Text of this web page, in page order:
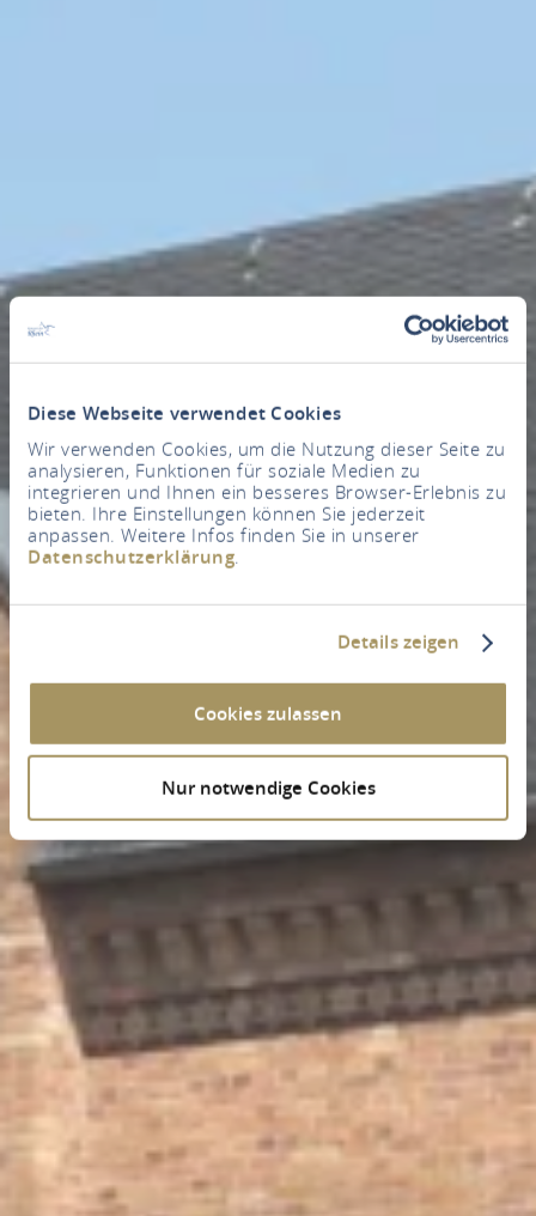
Diese Webseite verwendet Cookies
Wir verwenden Cookies, um die Nutzung dieser Seite zu
analysieren, Funktionen für soziale Medien zu
integrieren und Ihnen ein besseres Browser-Erlebnis zu
bieten. Ihre Einstellungen können Sie jederzeit
anpassen. Weitere Infos finden Sie in unserer
Datenschutzerklärung.
Details zeigen
Cookies zulassen
Nur notwendige Cookies